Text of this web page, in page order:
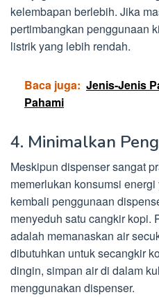
kelembapan berlebih. Jika
pertimbangkan penggunaan
listrik yang lebih rendah.
Baca juga: Jenis-Jenis
Pahami
4. Minimalkan
Meskipun dispenser sangat
memerlukan konsumsi
kembali penggunaan
menyeduh satu cangkir kopi.
adalah memanaskan air
dibutuhkan untuk secangkir
dingin, simpan air di dalam
menggunakan dispenser.